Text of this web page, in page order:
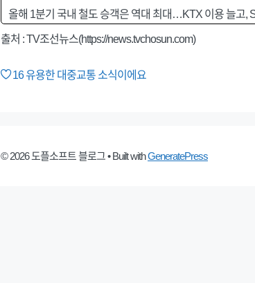
올해 1분기 국내 철도 승객은 역대 최대…KTX 이용 늘고
출처 : TV조선뉴스(https://news.tvchosun.com)
16유용한 대중교통 소식이에요
© 2026 도플소프트 블로그• Built withGeneratePress